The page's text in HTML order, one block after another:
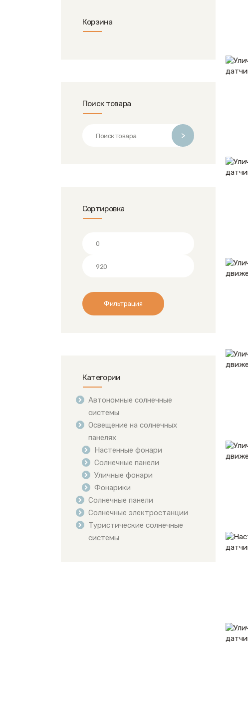
Корзина
Поиск товара
>
Сортировка
Минимальная
Максимальная
Фильтрация
Категории
Автономные солнечные
системы
Освещение на солнечных
панелях
Настенные фонари
Солнечные панели
Уличные фонари
Фонарики
Солнечные панели
Солнечные электростанции
Туристические солнечные
системы